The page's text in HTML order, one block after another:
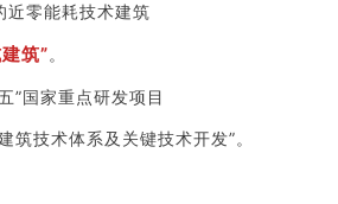
近零能耗技术建筑
筑”。
”国家重点研发项目
技术体系及关键技术开发”。